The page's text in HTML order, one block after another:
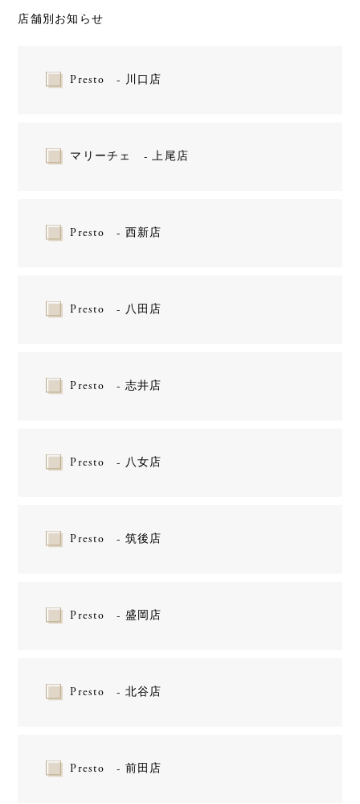
店舗別お知らせ
Presto - 川口店
マリーチェ - 上尾店
Presto - 西新店
Presto - 八田店
Presto - 志井店
Presto - 八女店
Presto - 筑後店
Presto - 盛岡店
Presto - 北谷店
Presto - 前田店